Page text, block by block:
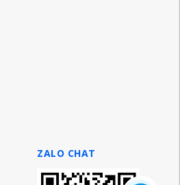
ZALO CHAT